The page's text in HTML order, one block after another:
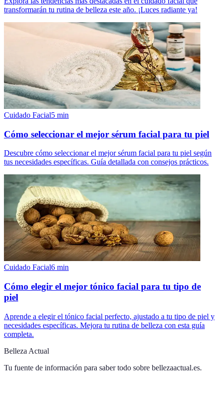
transformarán tu rutina de belleza este año. ¡Luces radiante ya!
Cuidado Facial5 min
Cómo seleccionar el mejor sérum facial para tu piel
Descubre cómo seleccionar el mejor sérum facial para tu piel según
tus necesidades específicas. Guía detallada con consejos prácticos.
Cuidado Facial6 min
Cómo elegir el mejor tónico facial para tu tipo de
piel
Aprende a elegir el tónico facial perfecto, ajustado a tu tipo de piel y
necesidades específicas. Mejora tu rutina de belleza con esta guía
completa.
Belleza Actual
Tu fuente de información para saber todo sobre bellezaactual.es.